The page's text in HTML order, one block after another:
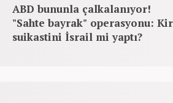
ABD bununla çalkalanıyor!
"Sahte bayrak" operasyonu:
suikastini İsrail mi yaptı?